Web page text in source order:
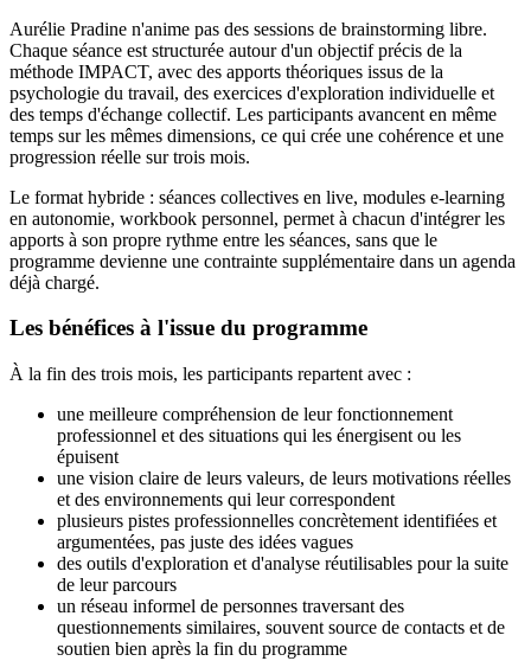
Aurélie Pradine n'anime pas des sessions de brainstorming libre.
Chaque séance est structurée autour d'un objectif précis de la
méthode IMPACT, avec des apports théoriques issus de la
psychologie du travail, des exercices d'exploration individuelle et
des temps d'échange collectif. Les participants avancent en même
temps sur les mêmes dimensions, ce qui crée une cohérence et une
progression réelle sur trois mois.
Le format hybride : séances collectives en live, modules e-learning
en autonomie, workbook personnel, permet à chacun d'intégrer les
apports à son propre rythme entre les séances, sans que le
programme devienne une contrainte supplémentaire dans un agenda
déjà chargé.
Les bénéfices à l'issue du programme
À la fin des trois mois, les participants repartent avec :
une meilleure compréhension de leur fonctionnement
professionnel et des situations qui les énergisent ou les
épuisent
une vision claire de leurs valeurs, de leurs motivations réelles
et des environnements qui leur correspondent
plusieurs pistes professionnelles concrètement identifiées et
argumentées, pas juste des idées vagues
des outils d'exploration et d'analyse réutilisables pour la suite
de leur parcours
un réseau informel de personnes traversant des
questionnements similaires, souvent source de contacts et de
soutien bien après la fin du programme